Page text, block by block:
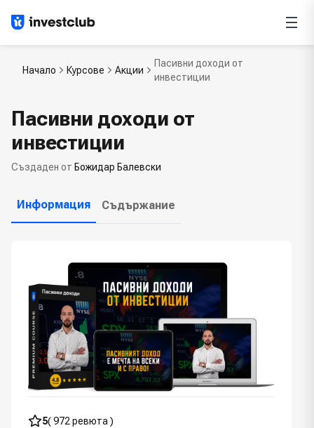
Начало Курсове Акции
Пасивни доходи от
инвестиции
Пасивни доходи от
инвестиции
Създаден от Божидар Балевски
Информация Съдържание
5( 972 ревюта )